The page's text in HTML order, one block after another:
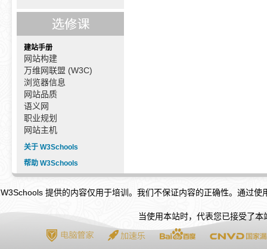
建站手册
网站构建
万维网联盟 (W3C)
浏览器信息
网站品质
语义网
职业规划
网站主机
关于 W3Schools
帮助 W3Schools
W3Schools 提供的内容仅用于培训。我们不保证内容的正确性。通过
当使用本站时，代表您已接受了本